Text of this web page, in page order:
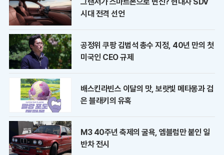
그랜저가 스마트폰으로 변신? 현대차 SDV
시대 전격 선언
공정위 쿠팡 김범석 총수 지정, 40년 만의 첫
미국인 CEO 규제
배스킨라빈스 이달의 맛, 보랏빛 메타몽과 검
은 블래키의 유혹
M3 40주년 축제의 굴욕, 엠블럼만 붙인 일
반차 전시